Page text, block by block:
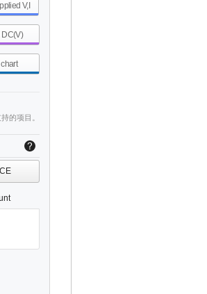
V,I
DC(V)
的项目。